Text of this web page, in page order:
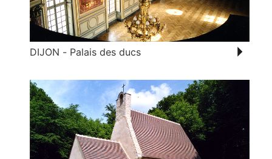
DIJON - Palais des ducs